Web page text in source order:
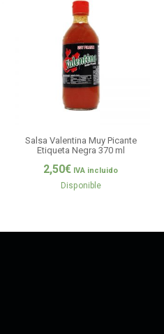
Salsa Valentina Muy Picante
Etiqueta Negra 370 ml
2,50€ IVA incluido
Disponible